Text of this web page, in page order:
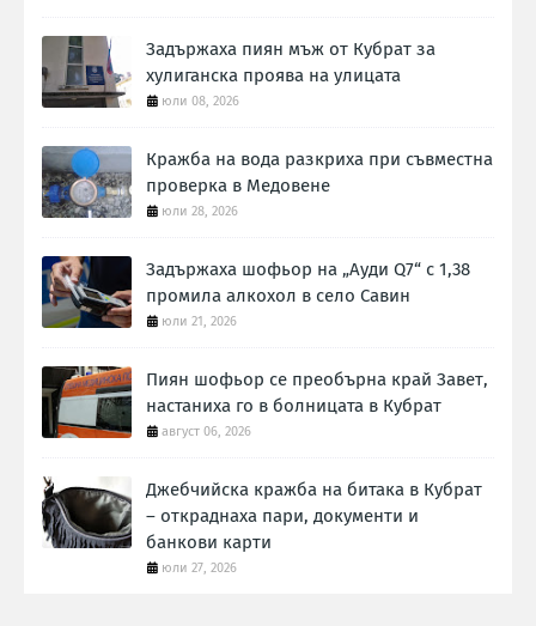
Задържаха пиян мъж от Кубрат за
хулиганска проява на улицата
юли 08, 2026
Кражба на вода разкриха при съвместна
проверка в Медовене
юли 28, 2026
Задържаха шофьор на „Ауди Q7“ с 1,38
промила алкохол в село Савин
юли 21, 2026
Пиян шофьор се преобърна край Завет,
настаниха го в болницата в Кубрат
август 06, 2026
Джебчийска кражба на битака в Кубрат
– откраднаха пари, документи и
банкови карти
юли 27, 2026